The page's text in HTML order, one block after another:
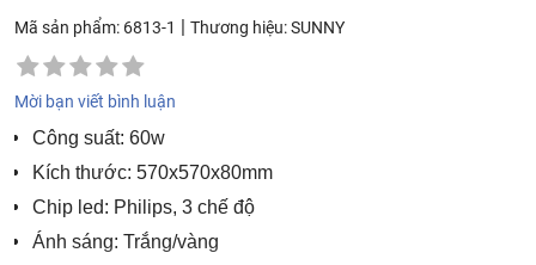
Mã sản phẩm: 6813-1 | Thương hiệu:SUNNY
Mời bạn viết bình luận
Công suất: 60w
Kích thước: 570x570x80mm
Chip led: Philips, 3 chế độ
Ánh sáng: Trắng/vàng